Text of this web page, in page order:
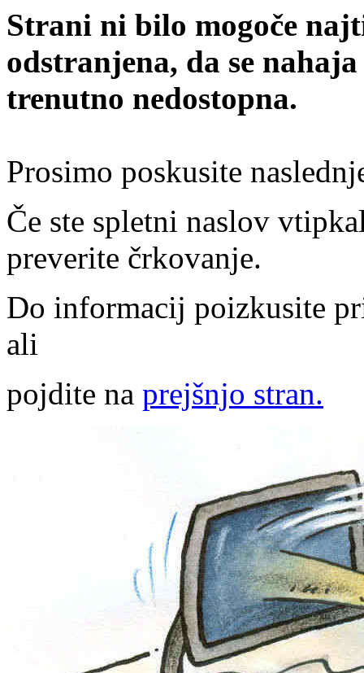
Strani ni bilo mogoče
odstranjena, da se
trenutno nedostopna.
Prosimo poskusite
Če ste spletni naslov
preverite črkovanje.
Do informacij poizkusite
ali
pojdite na prejšnjo stran.